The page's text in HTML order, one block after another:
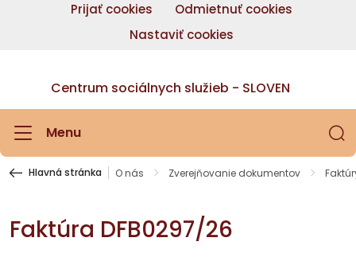
Prijať cookies
Odmietnuť cookies
Nastaviť cookies
Centrum sociálnych služieb - SLOVEN
Menu
Hlavná stránka O nás Zverejňovanie dokumentov
Faktúra DFB0297/26